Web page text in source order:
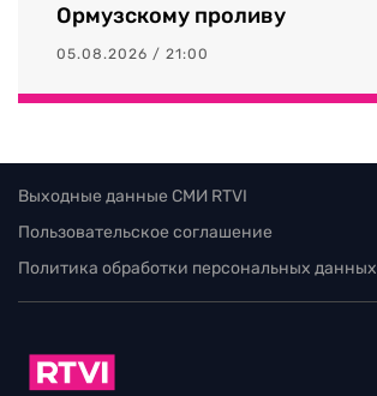
Ормузскому проливу
05.08.2026 / 21:00
Выходные данные СМИ RTVI
Пользовательское соглашение
Политика обработки персональных данных